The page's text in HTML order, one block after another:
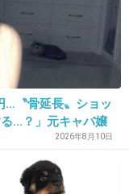
た。
お願いします
知がきたから
…〝骨延長〟ショッ
…？」元キャバ嬢
2026年8月10日